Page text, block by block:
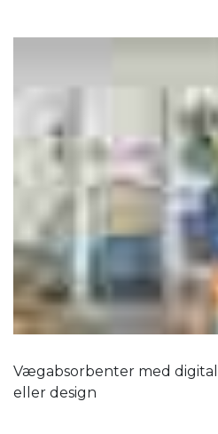
Vægabsorbenter med
eller design